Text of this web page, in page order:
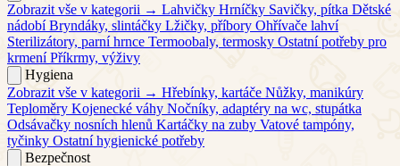
Zobrazit vše v kategorii → Lahvičky Hrníčky Savičky, pítka Dětské
nádobí Bryndáky, slintáčky Lžičky, příbory Ohřívače lahví
Sterilizátory, parní hrnce Termoobaly, termosky Ostatní potřeby pro
krmení Příkrmy, výživy
Hygiena
Zobrazit vše v kategorii → Hřebínky, kartáče Nůžky, manikúry
Teploměry Kojenecké váhy Nočníky, adaptéry na wc, stupátka
Odsávačky nosních hlenů Kartáčky na zuby Vatové tampóny,
tyčinky Ostatní hygienické potřeby
Bezpečnost